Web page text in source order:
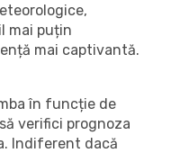
mai puțin
mai captivantă.
în funcție de
verifici prognoza
Indiferent dacă